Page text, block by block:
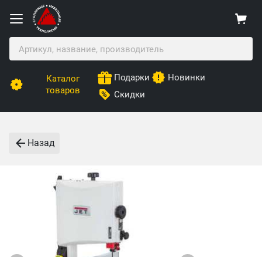
Каталог
товаров
Подарки
Новинки
Скидки
Назад